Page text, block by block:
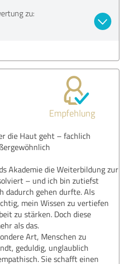
zu:
Empfehlung
die Haut geht – fachlich
Akademie die Weiterbildung zur
– und ich bin zutiefst
dadurch gehen durfte. Als
mein Wissen zu vertiefen
zu stärken. Doch diese
als das.
Art, Menschen zu
geduldig, unglaublich
Sie schafft einen